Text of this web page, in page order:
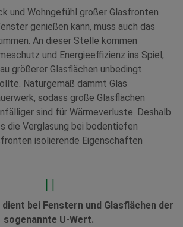
und Wohngefühl großer Glasfronten
genießen kann, muss auch das
An dieser Stelle kommen
und Energieeffizienz ins Spiel,
größerer Glasflächen unbedingt
Naturgemäß dämmt Glas
sodass große Glasflächen
sind für Wärmeverluste. Deshalb
die Verglasung bei bodentiefen
isolierende Eigenschaften
bei Fenstern und Glasflächen der
sogenannte U-Wert.